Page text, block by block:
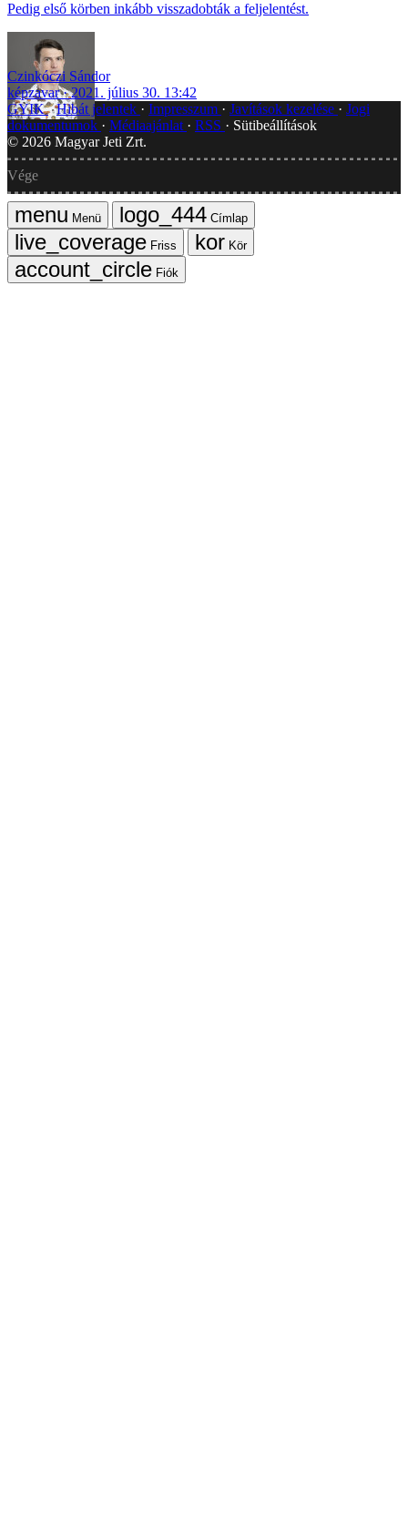
Pedig első körben inkább visszadobták a feljelentést.
Czinkóczi Sándor
képzavar
2021. július 30. 13:42
GYIK Hibát jelentek Impresszum Javítások kezelése
Jogi
dokumentumok
Médiaajánlat RSS
Sütibeállítások
© 2026 Magyar Jeti Zrt.
Vége
Menü
Címlap
Friss
Kör
Fiók